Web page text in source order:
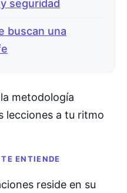
seguridad
buscan una
metodología
lecciones a tu ritmo
ENTIENDE
reside en su